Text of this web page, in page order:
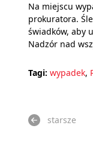
Na miejscu
prokuratora.
świadków, aby
Nadzór nad
Tagi: wypadek,
starsze